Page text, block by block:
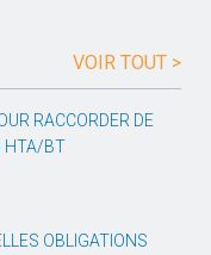
VOIR TOUT >
RACCORDER DE
HTA/BT
OBLIGATIONS